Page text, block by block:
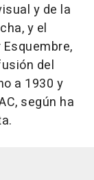
y de la
y el
del
a 1930 y
según ha